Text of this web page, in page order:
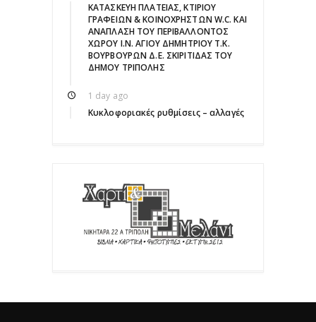
ΚΑΤΑΣΚΕΥΗ ΠΛΑΤΕΙΑΣ, ΚΤΙΡΙΟΥ
ΓΡΑΦΕΙΩΝ & ΚΟΙΝΟΧΡΗΣΤΩΝ W.C. ΚΑΙ
ΑΝΑΠΛΑΣΗ ΤΟΥ ΠΕΡΙΒΑΛΛΟΝΤΟΣ
ΧΩΡΟΥ Ι.Ν. ΑΓΙΟΥ ΔΗΜΗΤΡΙΟΥ Τ.Κ.
ΒΟΥΡΒΟΥΡΩΝ Δ.Ε. ΣΚΙΡΙΤΙΔΑΣ ΤΟΥ
ΔΗΜΟΥ ΤΡΙΠΟΛΗΣ
1 day ago
Κυκλοφοριακές ρυθμίσεις – αλλαγές